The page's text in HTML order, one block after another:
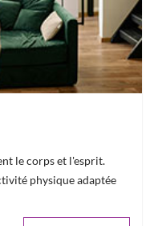
le corps et l'esprit.
physique adaptée